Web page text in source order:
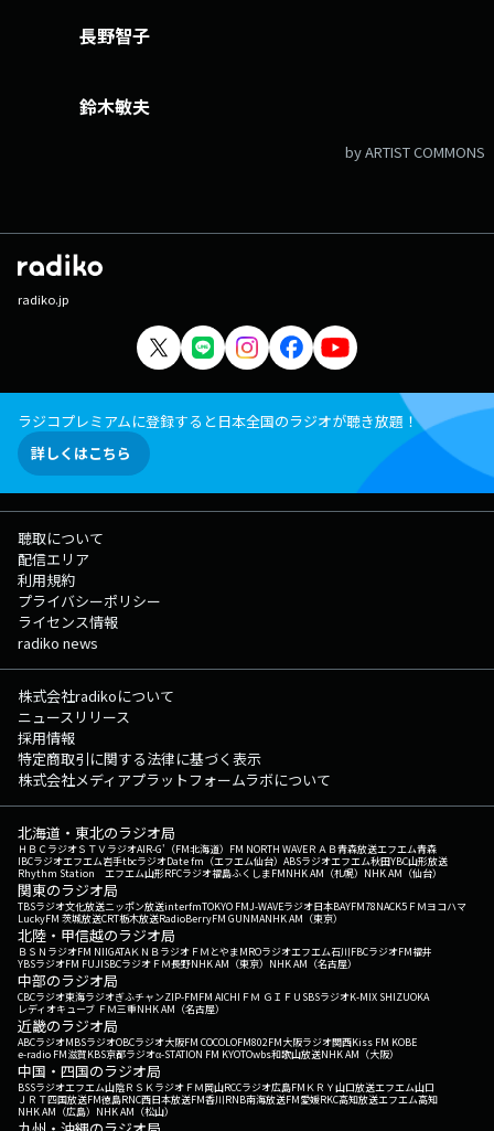
長野智子
鈴木敏夫
by ARTIST COMMONS
radiko.jp
ラジコプレミアムに登録すると日本全国のラジオが聴き放題！
詳しくはこちら
聴取について
配信エリア
利用規約
プライバシーポリシー
ライセンス情報
radiko news
株式会社radikoについて
ニュースリリース
採用情報
特定商取引に関する法律に基づく表示
株式会社メディアプラットフォームラボについて
北海道・東北のラジオ局
ＨＢＣラジオＳＴＶラジオAIR-G'（FM北海道） FM NORTH WAVEＲＡＢ青森放送エフエム青森
IBCラジオエフエム岩手tbcラジオDate fm（エフエム仙台） ABSラジオエフエム秋田YBC山形放送
Rhythm Station エフエム山形RFCラジオ福島ふくしまFMNHK AM（札幌） NHK AM（仙台）
関東のラジオ局
TBSラジオ文化放送ニッポン放送interfmTOKYO FMJ-WAVEラジオ日本BAYFM78NACK5 ＦＭヨコハマ
LuckyFM 茨城放送CRT栃木放送RadioBerryFM GUNMANHK AM（東京）
北陸・甲信越のラジオ局
ＢＳＮラジオFM NIIGATAＫＮＢラジオ ＦＭとやまMROラジオエフエム石川FBCラジオFM福井
YBSラジオFM FUJISBCラジオ ＦＭ長野NHK AM（東京） NHK AM（名古屋）
中部のラジオ局
CBCラジオ東海ラジオぎふチャンZIP-FMFM AICHI ＦＭ ＧＩＦＵ SBSラジオK-MIX SHIZUOKA
レディオキューブ ＦＭ三重NHK AM（名古屋）
近畿のラジオ局
ABCラジオMBSラジオOBCラジオ大阪FM COCOLOFM802FM大阪ラジオ関西Kiss FM KOBE
e-radio FM滋賀KBS京都ラジオα-STATION FM KYOTOwbs和歌山放送NHK AM（大阪）
中国・四国のラジオ局
BSSラジオエフエム山陰ＲＳＫラジオ ＦＭ岡山RCCラジオ広島FM ＫＲＹ山口放送エフエム山口
ＪＲＴ四国放送FM徳島RNC西日本放送FM香川RNB南海放送FM愛媛RKC高知放送エフエム高知
NHK AM（広島） NHK AM（松山）